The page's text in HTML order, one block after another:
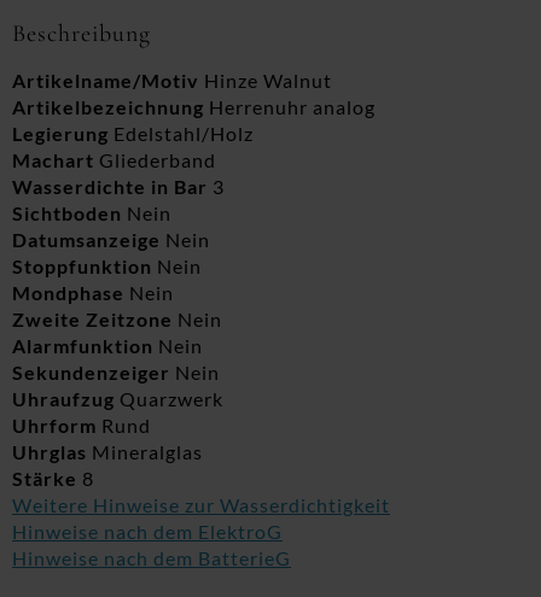
Beschreibung
Artikelname/Motiv Hinze Walnut
Artikelbezeichnung Herrenuhr analog
Legierung Edelstahl/Holz
Machart Gliederband
Wasserdichte in Bar 3
Sichtboden Nein
Datumsanzeige Nein
Stoppfunktion Nein
Mondphase Nein
Zweite Zeitzone Nein
Alarmfunktion Nein
Sekundenzeiger Nein
Uhraufzug Quarzwerk
Uhrform Rund
Uhrglas Mineralglas
Stärke 8
Weitere Hinweise zur Wasserdichtigkeit
Hinweise nach dem ElektroG
Hinweise nach dem BatterieG